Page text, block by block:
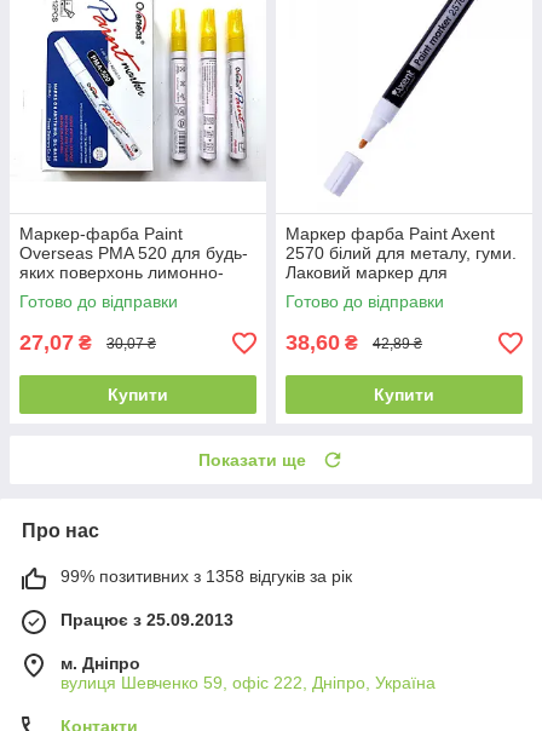
Маркер-фарба Paint
Overseas PMA 520 для будь-
яких поверхонь лимонно-
жовтий
Готово до відправки
27,07 ₴ 30,07 ₴
Купити
Маркер фарба Paint Axent
2570 білий для металу, гуми.
Лаковий маркер для
поверхонь
Готово до відправки
38,60 ₴ 42,89 ₴
Купити
Показати ще
Про нас
99% позитивних з 1358 відгуків за рік
Працює з 25.09.2013
м. Дніпро
вулиця Шевченко 59, офіс 222, Дніпро, Україна
Контакти